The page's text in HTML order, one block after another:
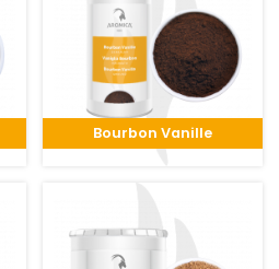
Bourbon Vanille